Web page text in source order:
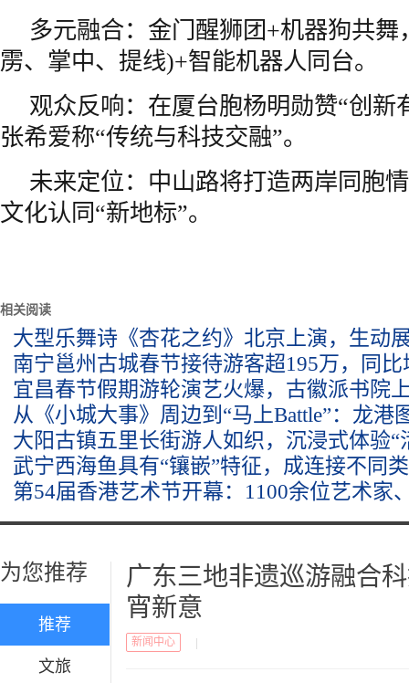
多元融合：金门醒狮团+机器狗共
雳、掌中、提线)+智能机器人同台。
观众反响：在厦台胞杨明勋赞“创新
张希爱称“传统与科技交融”。
未来定位：中山路将打造两岸同胞
文化认同“新地标”。
相关阅读
大型乐舞诗《杏花之约》北京上演，生动
南宁邕州古城春节接待游客超195万，同比
宜昌春节假期游轮演艺火爆，古徽派书院
从《小城大事》周边到“马上Battle”：龙港
大阳古镇五里长街游人如织，沉浸式体验“
武宁西海鱼具有“镶嵌”特征，成连接不同
第54届香港艺术节开幕：1100余位艺术家
为您推荐
推荐
文旅
广东三地非遗巡游融合
宵新意
新闻中心